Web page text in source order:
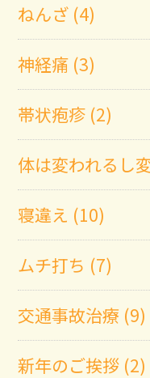
ねんざ (4)
神経痛 (3)
帯状疱疹 (2)
体は変われるし
寝違え (10)
ムチ打ち (7)
交通事故治療 (9)
新年のご挨拶 (2)